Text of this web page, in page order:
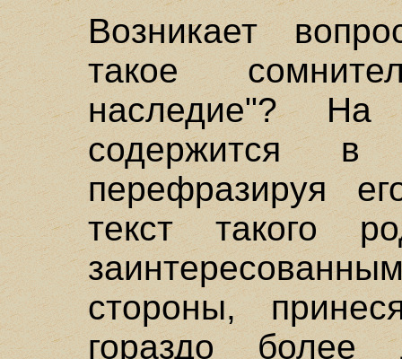
Возникает
такое
наследие"?
содержится
перефразируя
текст такого
стороны,
гораздо более